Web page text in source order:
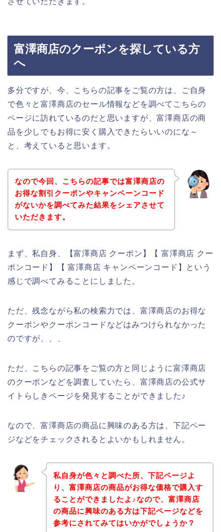
富澤商店のクーポンを探している方
へ
多分ですが、今、こちらの記事をご覧の方は、ご自身
で色々と富澤商店のセール情報などを調べてこちらの
ページに訪れているのだと思いますが、富澤商店の商
品を少しでもお得に安く購入できたらいいのにな～
と、考えていると思います。
なので今回、こちらの記事では富澤商店の
お得な割引クーポンやキャンペーンコード
がないかを調べてみた結果をシェアさせて
いただきます。
まず、私自身、【富澤商店 クーポン】【 富澤商店 クー
ポンコード】【 富澤商店 キャンペーンコード】という
感じで調べてみることにしました。
ただ、残念ながら私の検索力では、富澤商店のお得な
クーポンやクーポンコードなどはみつけられなかった
のですが、、、
ただ、こちらの記事をご覧の方と同じように富澤商店
のクーポンなどを調査していたら、富澤商店の公式サ
イトらしきページを発見することができました♪
なので、富澤商店の商品に興味のある方は、下記ペー
ジなどをチェックされるとよいかもしれません。
私自身が色々と調べた所、下記ページよ
り、富澤商店の商品がお得な価格で購入す
ることができましたよ♪なので、富澤商店
の商品に興味のある方は下記ページなどを
参考にされてみてはいかがでしょうか？